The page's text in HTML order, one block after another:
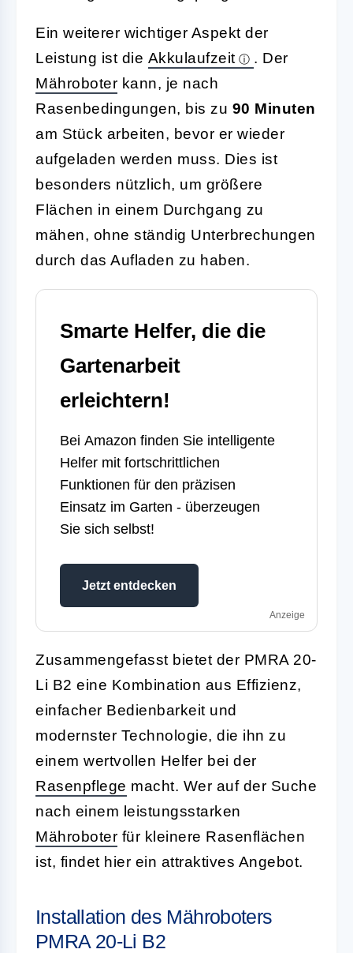
Ein weiterer wichtiger Aspekt der
Leistung ist die Akkulaufzeit
. Der
Mähroboter kann, je nach
Rasenbedingungen, bis zu 90 Minuten
am Stück arbeiten, bevor er wieder
aufgeladen werden muss. Dies ist
besonders nützlich, um größere
Flächen in einem Durchgang zu
mähen, ohne ständig Unterbrechungen
durch das Aufladen zu haben.
Smarte Helfer, die die
Gartenarbeit
erleichtern!
Bei Amazon finden Sie intelligente
Helfer mit fortschrittlichen
Funktionen für den präzisen
Einsatz im Garten - überzeugen
Sie sich selbst!
Jetzt entdecken
Anzeige
Zusammengefasst bietet der PMRA 20-
Li B2 eine Kombination aus Effizienz,
einfacher Bedienbarkeit und
modernster Technologie, die ihn zu
einem wertvollen Helfer bei der
Rasenpflege macht. Wer auf der Suche
nach einem leistungsstarken
Mähroboter für kleinere Rasenflächen
ist, findet hier ein attraktives Angebot.
Installation des Mähroboters
PMRA 20-Li B2